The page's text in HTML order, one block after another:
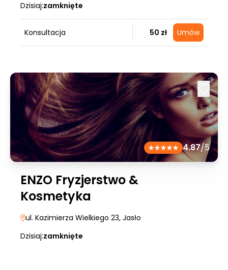
Dzisiaj:zamknięte
Konsultacja 50 zł Umów
4.87/5
ENZO Fryzjerstwo &
Kosmetyka
ul. Kazimierza Wielkiego 23, Jasło
Dzisiaj:zamknięte